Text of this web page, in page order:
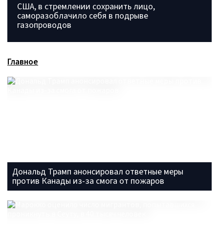
США, в стремлении сохранить лицо,
саморазоблачило себя в подрыве
газопроводов
Главное
Дональд Трамп анонсировал ответные меры
против Канады из-за смога от пожаров